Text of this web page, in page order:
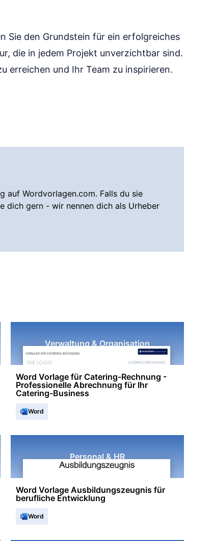
Sie den Grundstein für ein erfolgreiches
die in jedem Projekt unverzichtbar sind.
erreichen und Ihr Team zu inspirieren.
auf Wordvorlagen.com. Falls du sie
dich gern - wir nennen dich als Urheber
Verwaltung & Organisation
Word Vorlage für Catering-Rechnung -
Professionelle Abrechnung für Ihr
Catering-Business
Word
Personal & HR
Word Vorlage Ausbildungszeugnis für
berufliche Entwicklung
Word